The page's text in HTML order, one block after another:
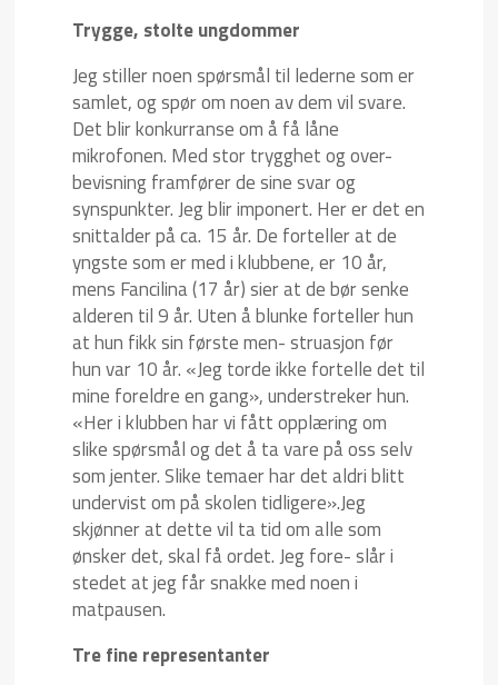
Trygge, stolte ungdommer
Jeg stiller noen spørsmål til lederne som er
samlet, og spør om noen av dem vil svare.
Det blir konkurranse om å få låne
mikrofonen. Med stor trygghet og over-
bevisning framfører de sine svar og
synspunkter. Jeg blir imponert. Her er det en
snittalder på ca. 15 år. De forteller at de
yngste som er med i klubbene, er 10 år,
mens Fancilina (17 år) sier at de bør senke
alderen til 9 år. Uten å blunke forteller hun
at hun fikk sin første men- struasjon før
hun var 10 år. «Jeg torde ikke fortelle det til
mine foreldre en gang», understreker hun.
«Her i klubben har vi fått opplæring om
slike spørsmål og det å ta vare på oss selv
som jenter. Slike temaer har det aldri blitt
undervist om på skolen tidligere».Jeg
skjønner at dette vil ta tid om alle som
ønsker det, skal få ordet. Jeg fore- slår i
stedet at jeg får snakke med noen i
matpausen.
Tre fine representanter